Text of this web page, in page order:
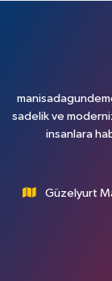
sadelik ve
insanlara
Güzelyurt